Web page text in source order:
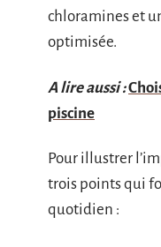
chloramines et
optimisée.
A lire aussi :
piscine
Pour illustrer
trois points qui
quotidien :